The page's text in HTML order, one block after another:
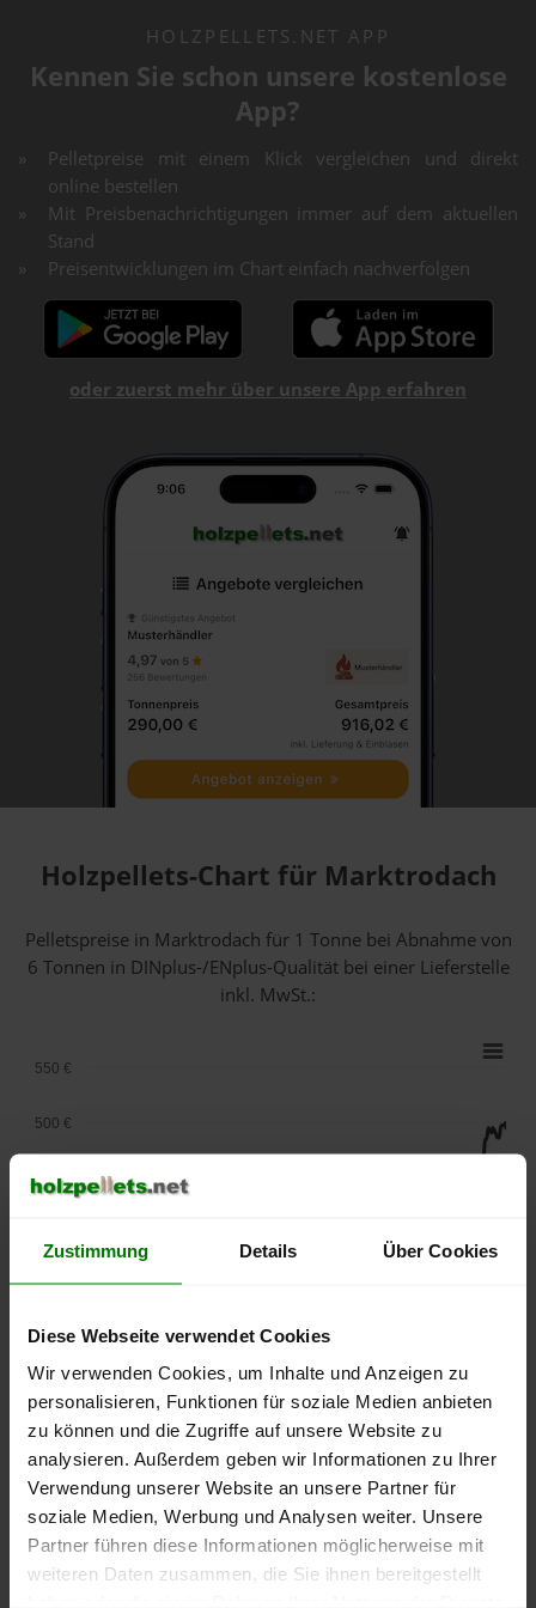
Zustimmung Details Über Cookies
Diese Webseite verwendet Cookies
Wir verwenden Cookies, um Inhalte und Anzeigen zu
personalisieren, Funktionen für soziale Medien anbieten
zu können und die Zugriffe auf unsere Website zu
analysieren. Außerdem geben wir Informationen zu Ihrer
Verwendung unserer Website an unsere Partner für
soziale Medien, Werbung und Analysen weiter. Unsere
Partner führen diese Informationen möglicherweise mit
weiteren Daten zusammen, die Sie ihnen bereitgestellt
HOLZPELLETS.NET APP
Kennen Sie schon unsere kostenlose
App?
Pelletpreise mit einem Klick vergleichen und direkt
online bestellen
Mit Preisbenachrichtigungen immer auf dem aktuellen
Stand
Preisentwicklungen im Chart einfach nachverfolgen
oder zuerst mehr über unsere App erfahren
Holzpellets-Chart für Marktrodach
Pelletspreise in Marktrodach für 1 Tonne bei Abnahmevon
6 Tonnen in DINplus-/ENplus-Qualität bei einer Lieferstelle
inkl. MwSt.:
lose Ware
2025
2026
2026
250 €
300 €
350 €
450 €
500 €
550 €
Die aktuelle Preisentwicklung für Holzpellets in Deutschland
können Sie jederzeit auf unsererPelletspreise-Seite
nachvollziehen.